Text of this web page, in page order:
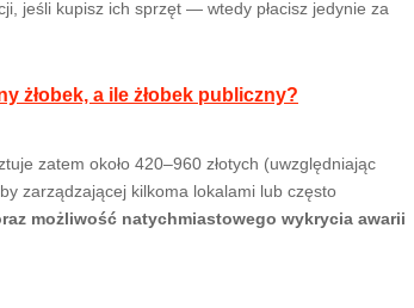
jeśli kupisz ich sprzęt — wtedy płacisz jedynie za
żłobek, a ile żłobek publiczny?
zatem około 420–960 złotych (uwzględniając
zarządzającej kilkoma lokalami lub często
możliwość natychmiastowego wykrycia awarii